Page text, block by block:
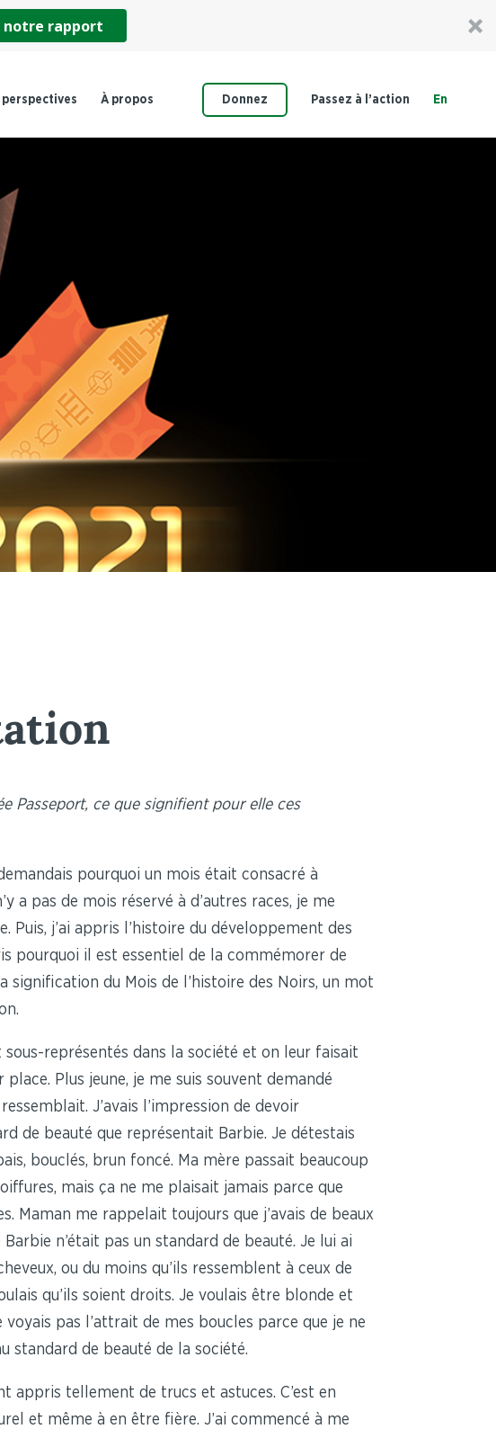
notre rapport
À propos Donnez Passez à l’action En
Passeport, ce que signifient pour elle ces
pourquoi un mois était consacré à
a pas de mois réservé à d’autres races, je me
Puis, j’ai appris l’histoire du développement des
pourquoi il est essentiel de la commémorer de
signification du Mois de l’histoire des Noirs, un mot
sous-représentés dans la société et on leur faisait
place. Plus jeune, je me suis souvent demandé
J’avais l’impression de devoir
de beauté que représentait Barbie. Je détestais
bouclés, brun foncé. Ma mère passait beaucoup
mais ça ne me plaisait jamais parce que
Maman me rappelait toujours que j’avais de beaux
n’était pas un standard de beauté. Je lui ai
ou du moins qu’ils ressemblent à ceux de
qu’ils soient droits. Je voulais être blonde et
voyais pas l’attrait de mes boucles parce que je ne
standard de beauté de la société.
appris tellement de trucs et astuces. C’est en
et même à en être fière. J’ai commencé à me